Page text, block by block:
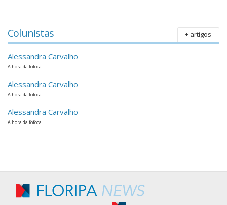
Colunistas + artigos
Alessandra Carvalho
A hora da fofoca
Alessandra Carvalho
A hora da fofoca
Alessandra Carvalho
A hora da fofoca